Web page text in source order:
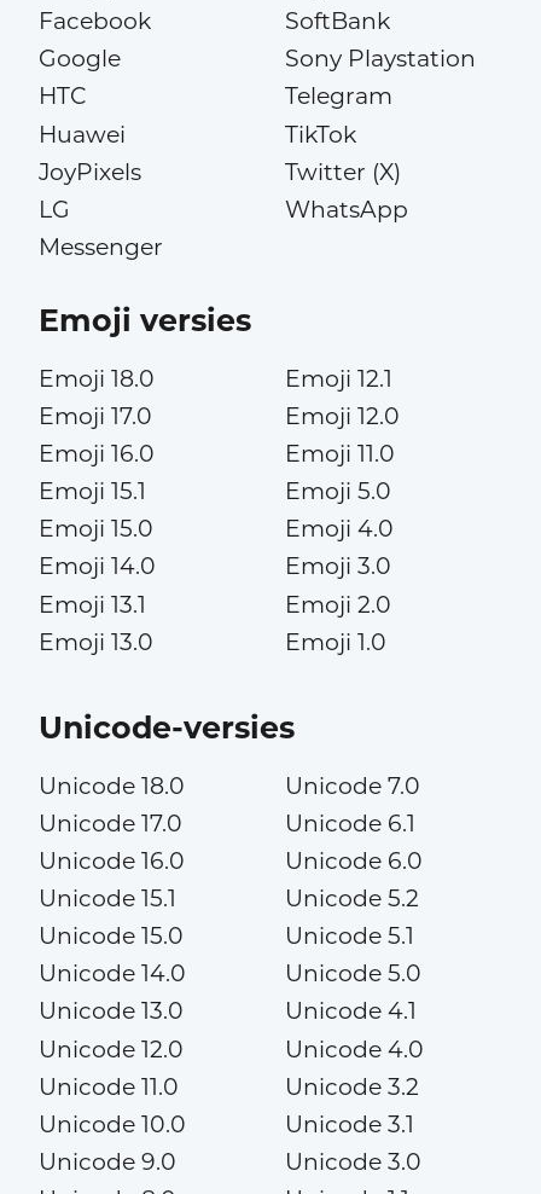
Facebook
Google
HTC
Huawei
JoyPixels
LG
Messenger
SoftBank
Sony Playstation
Telegram
TikTok
Twitter (X)
WhatsApp
Emoji versies
Emoji 18.0
Emoji 17.0
Emoji 16.0
Emoji 15.1
Emoji 15.0
Emoji 14.0
Emoji 13.1
Emoji 13.0
Emoji 12.1
Emoji 12.0
Emoji 11.0
Emoji 5.0
Emoji 4.0
Emoji 3.0
Emoji 2.0
Emoji 1.0
Unicode-versies
Unicode 18.0
Unicode 17.0
Unicode 16.0
Unicode 15.1
Unicode 15.0
Unicode 14.0
Unicode 13.0
Unicode 12.0
Unicode 11.0
Unicode 10.0
Unicode 9.0
Unicode 7.0
Unicode 6.1
Unicode 6.0
Unicode 5.2
Unicode 5.1
Unicode 5.0
Unicode 4.1
Unicode 4.0
Unicode 3.2
Unicode 3.1
Unicode 3.0